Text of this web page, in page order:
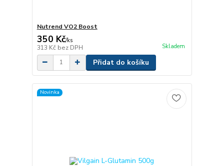
Nutrend VO2 Boost
350 Kč/ks
313 Kč bez DPH Skladem
Přidat do košíku
Novinka